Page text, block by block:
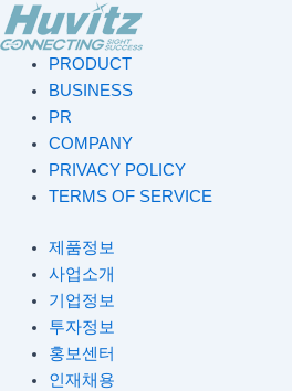
PRODUCT
BUSINESS
PR
COMPANY
PRIVACY POLICY
TERMS OF SERVICE
제품정보
사업소개
기업정보
투자정보
홍보센터
인재채용